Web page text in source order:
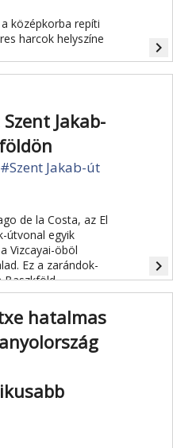
középkorba repíti
harcok helyszíne
navigate_next
Jakab-
#Szent Jakab-út
de la Costa, az El
útvonal egyik
Vizcayai-öböl
Ez a zarándok-
Baszkföld,
és Galicia
navigate_next
hatalmas